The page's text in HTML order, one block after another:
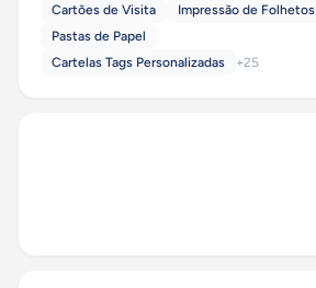
Cartões de Visita
Impressão de Folhetos
Pastas de Papel
Cartelas Tags Personalizadas
+25